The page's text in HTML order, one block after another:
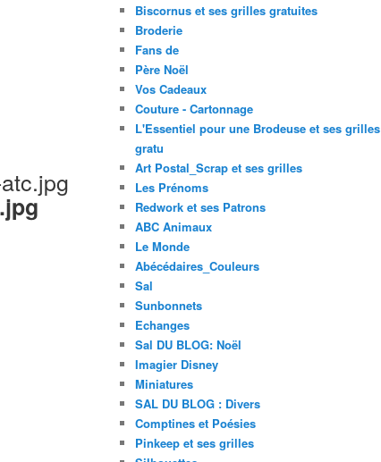
Biscornus et ses grilles gratuites
Broderie
Fans de
Père Noël
Vos Cadeaux
Couture - Cartonnage
L'Essentiel pour une Brodeuse et ses grilles
gratu
Art Postal_Scrap et ses grilles
Les Prénoms
Redwork et ses Patrons
ABC Animaux
Le Monde
Abécédaires_Couleurs
Sal
Sunbonnets
Echanges
Sal DU BLOG: Noël
Imagier Disney
Miniatures
SAL DU BLOG : Divers
Comptines et Poésies
Pinkeep et ses grilles